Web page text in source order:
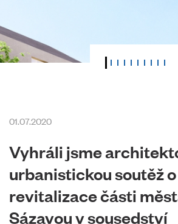
01.07.2020
Vyhráli jsme
urbanistickou soutěž
revitalizace části
Sázavou v sousedství